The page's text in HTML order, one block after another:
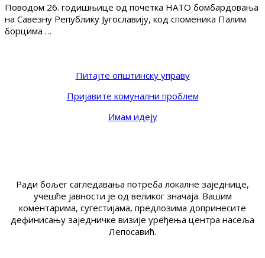
Поводом 26. годишњице од почетка НАТО бомбардовања
на Савезну Републику Југославију, код споменика Палим
борцима …
Питајте општинску управу
Пријавите комунални проблем
Имам идеју
Ради бољег сагледавања потреба локалне заједнице,
учешће јавности је од великог значаја. Вашим
коментарима, сугестијама, предлозима допринесите
дефинисању заједничке визије уређења центра насеља
Лепосавић.